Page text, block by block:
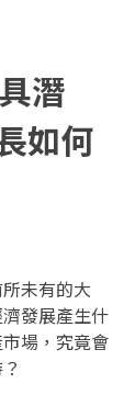
潛
如何
未有的大
發展產生什
場，究竟會